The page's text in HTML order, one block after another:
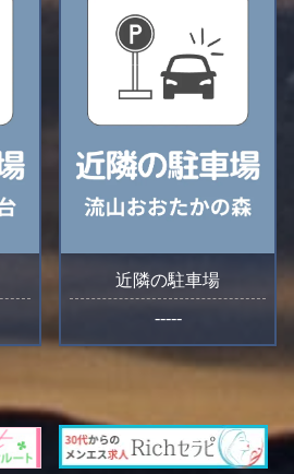
近隣の駐車場
-----